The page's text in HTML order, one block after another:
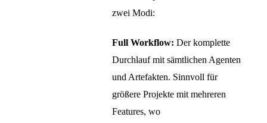
zwei Modi:
Full Workflow: Der komplette
Durchlauf mit sämtlichen Agenten
und Artefakten. Sinnvoll für
größere Projekte mit mehreren
Features, wo